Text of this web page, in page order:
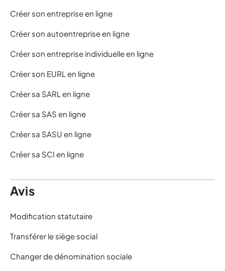
Créer son entreprise en ligne
Créer son autoentreprise en ligne
Créer son entreprise individuelle en ligne
Créer son EURL en ligne
Créer sa SARL en ligne
Créer sa SAS en ligne
Créer sa SASU en ligne
Créer sa SCI en ligne
Avis
Modification statutaire
Transférer le siège social
Changer de dénomination sociale